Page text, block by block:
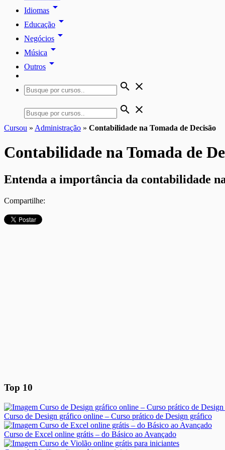
Idiomas arrow_drop_down
Educação arrow_drop_down
Negócios arrow_drop_down
Música arrow_drop_down
Outros arrow_drop_down
search close
search close
Cursou » Administração » Contabilidade na Tomada de Decisão
Contabilidade na Tomada de
Entenda a importância da contabilidade
Compartilhe:
Top 10
Curso de Design gráfico online – Curso prático de Design gráfico
Curso de Excel online grátis – do Básico ao Avançado